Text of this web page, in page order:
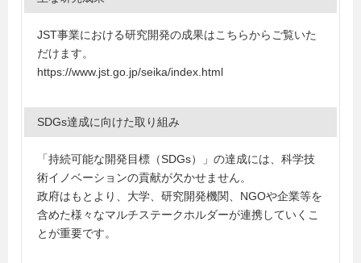
JST事業における研究開発の成果はこちらからご覧いた
だけます。
https://www.jst.go.jp/seika/index.html
SDGs達成に向けた取り組み
「持続可能な開発目標（SDGs）」の達成には、科学技
術イノベーションの貢献が欠かせません。
政府はもとより、大学、研究開発機関、NGOや企業等を
含めた様々なマルチステークホルダーが連携していくこ
とが重要です。